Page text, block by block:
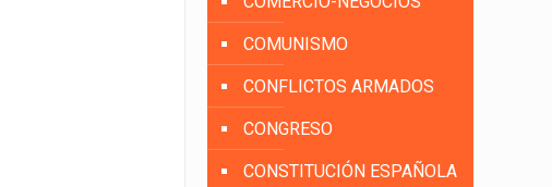
COMUNISMO
CONFLICTOS ARMADOS
CONGRESO
CONSTITUCIÓN ESPAÑOLA